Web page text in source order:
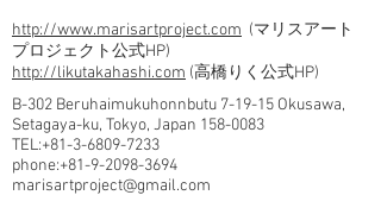
http://www.marisartproject.com (マリスアート
プロジェクト公式HP)
http://likutakahashi.com (高橋りく公式HP)
B-302 Beruhaimukuhonnbutu 7-19-15 Okusawa,
Setagaya-ku, Tokyo, Japan 158-0083
TEL:+81-3-6809-7233
phone:+81-9-2098-3694
marisartproject@gmail.com